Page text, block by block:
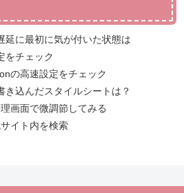
延に最初に気が付いた状態は
をチェック
の高速設定をチェック
き込んだスタイルシートは？
画面で微調節してみる
イト内を検索